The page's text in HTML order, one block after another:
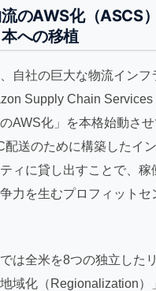
のAWS化（ASCS
への移植
自社の巨大な物流インフ
Supply Chain
AWS化」を本格始動さ
配送のために構築したイ
ィに貸し出すことで、
力を生むプロフィットセ
は全米を8つの独立した
域化（Regionalization）